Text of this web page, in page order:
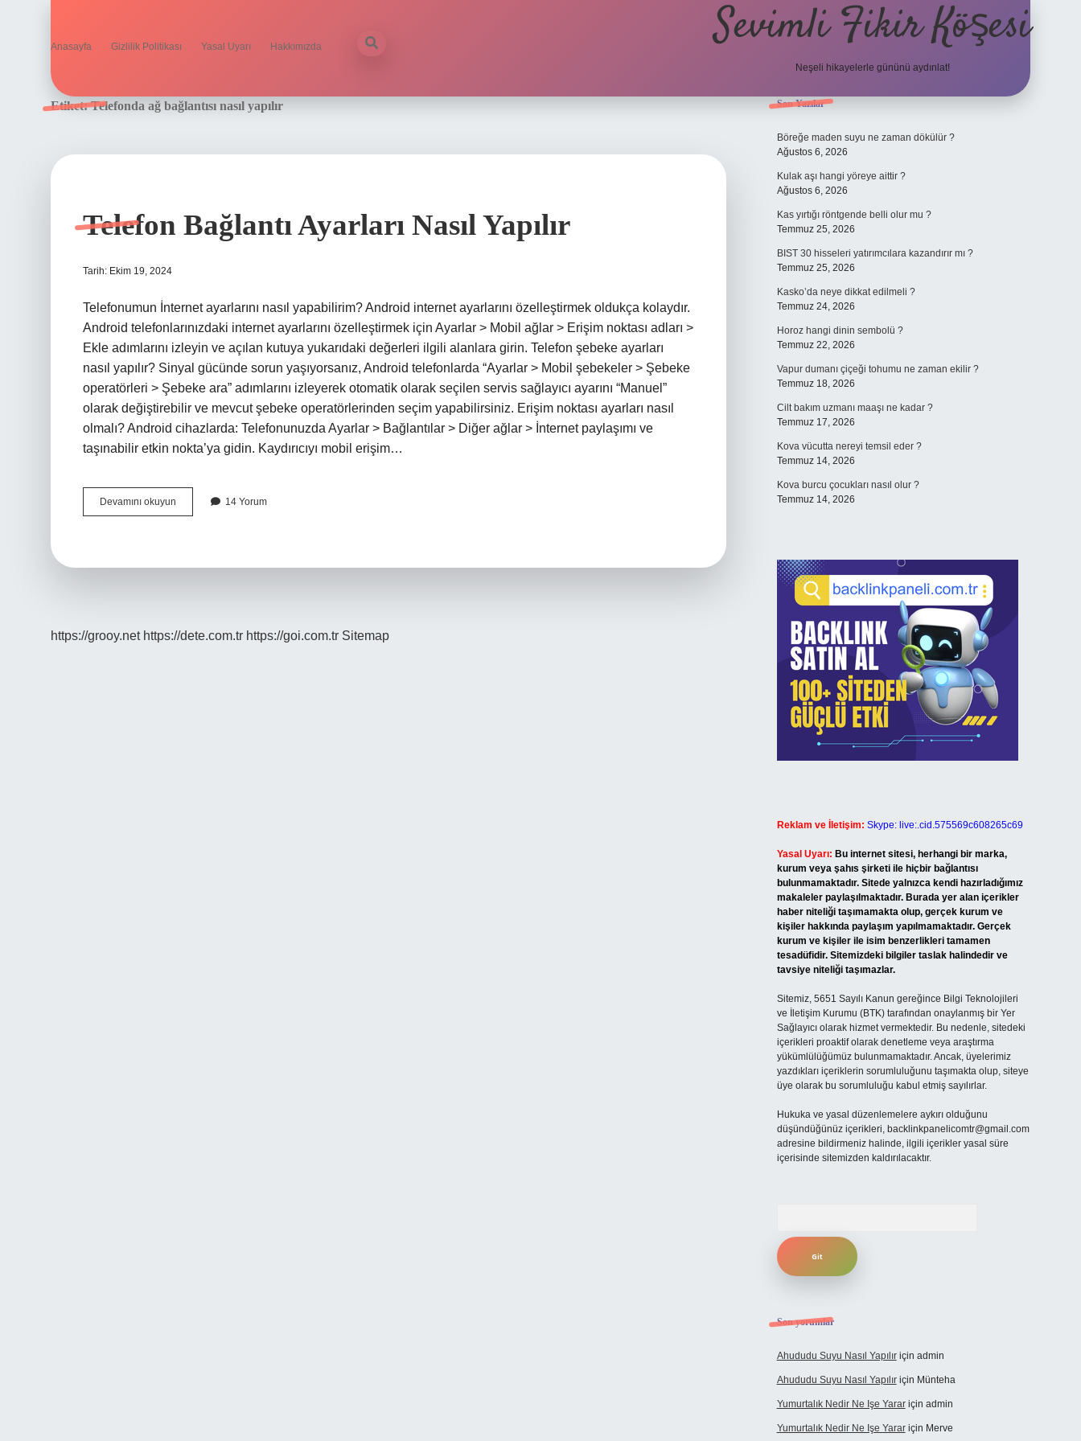
Anasayfa Gizlilik Politikası Yasal Uyarı Hakkımızda Sevimli Fikir Köşesi
Neşeli hikayelerle gününü aydınlat!
Etiket:Telefonda ağ bağlantısı nasıl yapılır
Telefon Bağlantı Ayarları Nasıl Yapılır
Tarih: Ekim 19, 2024
Telefonumun İnternet ayarlarını nasıl yapabilirim? Android internet ayarlarını özelleştirmek oldukça kolaydır.
Android telefonlarınızdaki internet ayarlarını özelleştirmek için Ayarlar > Mobil ağlar > Erişim noktası adları >
Ekle adımlarını izleyin ve açılan kutuya yukarıdaki değerleri ilgili alanlara girin. Telefon şebeke ayarları
nasıl yapılır? Sinyal gücünde sorun yaşıyorsanız, Android telefonlarda “Ayarlar > Mobil şebekeler > Şebeke
operatörleri > Şebeke ara” adımlarını izleyerek otomatik olarak seçilen servis sağlayıcı ayarını “Manuel”
olarak değiştirebilir ve mevcut şebeke operatörlerinden seçim yapabilirsiniz. Erişim noktası ayarları nasıl
olmalı? Android cihazlarda: Telefonunuzda Ayarlar > Bağlantılar > Diğer ağlar > İnternet paylaşımı ve
taşınabilir etkin nokta’ya gidin. Kaydırıcıyı mobil erişim…
Devamını okuyun
Bağlantı
14 Yorum
https://grooy.net https://dete.com.tr https://goi.com.tr Sitemap
Sidebar
Son Yazılar
Böreğe maden suyu ne zaman dökülür ?
Ağustos 6, 2026
Kulak aşı hangi yöreye aittir ?
Ağustos 6, 2026
Kas yırtığı röntgende belli olur mu ?
Temmuz 25, 2026
BIST 30 hisseleri yatırımcılara kazandırır mı ?
Temmuz 25, 2026
Kasko’da neye dikkat edilmeli ?
Temmuz 24, 2026
Horoz hangi dinin sembolü ?
Temmuz 22, 2026
Vapur dumanı çiçeği tohumu ne zaman ekilir ?
Temmuz 18, 2026
Cilt bakım uzmanı maaşı ne kadar ?
Temmuz 17, 2026
Kova vücutta nereyi temsil eder ?
Temmuz 14, 2026
Kova burcu çocukları nasıl olur ?
Temmuz 14, 2026
Reklam ve İletişim: Skype: live:.cid.575569c608265c69
Yasal Uyarı: Bu internet sitesi, herhangi bir marka,
kurum veya şahıs şirketi ile hiçbir bağlantısı
bulunmamaktadır. Sitede yalnızca kendi hazırladığımız
makaleler paylaşılmaktadır. Burada yer alan içerikler
haber niteliği taşımamakta olup, gerçek kurum ve
kişiler hakkında paylaşım yapılmamaktadır. Gerçek
kurum ve kişiler ile isim benzerlikleri tamamen
tesadüfidir. Sitemizdeki bilgiler taslak halindedir ve
tavsiye niteliği taşımazlar.
Sitemiz, 5651 Sayılı Kanun gereğince Bilgi Teknolojileri
ve İletişim Kurumu (BTK) tarafından onaylanmış bir Yer
Sağlayıcı olarak hizmet vermektedir. Bu nedenle, sitedeki
içerikleri proaktif olarak denetleme veya araştırma
yükümlülüğümüz bulunmamaktadır. Ancak, üyelerimiz
yazdıkları içeriklerin sorumluluğunu taşımakta olup, siteye
üye olarak bu sorumluluğu kabul etmiş sayılırlar.
Hukuka ve yasal düzenlemelere aykırı olduğunu
düşündüğünüz içerikleri, backlinkpanelicomtr@gmail.com
adresine bildirmeniz halinde, ilgili içerikler yasal süre
içerisinde sitemizden kaldırılacaktır.
Son yorumlar
Ahududu Suyu Nasıl Yapılıriçin admin
Ahududu Suyu Nasıl Yapılıriçin Münteha
Yumurtalık Nedir Ne Işe Yarariçin admin
Yumurtalık Nedir Ne Işe Yarariçin Merve